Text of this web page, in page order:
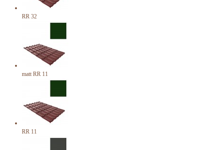
RR 32
matt RR 11
RR 11